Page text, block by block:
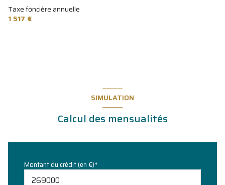
Taxe foncière annuelle
1 517 €
SIMULATION
Calcul des mensualités
Montant du crédit (en €)*